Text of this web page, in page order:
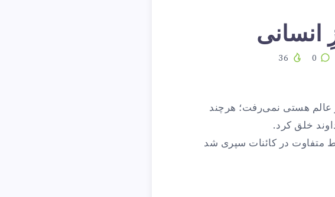
انسانی
0
عالم هستی نمی‌رفت؛ هرچند
خلق کرد.
متفاوت در کائنات سپری شد